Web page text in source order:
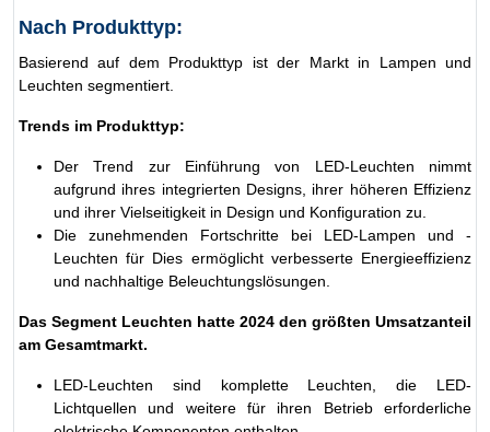
Nach Produkttyp:
Basierend auf dem Produkttyp ist der Markt in Lampen und
Leuchten segmentiert.
Trends im Produkttyp:
Der Trend zur Einführung von LED-Leuchten nimmt
aufgrund ihres integrierten Designs, ihrer höheren Effizienz
und ihrer Vielseitigkeit in Design und Konfiguration zu.
Die zunehmenden Fortschritte bei LED-Lampen und -
Leuchten für Dies ermöglicht verbesserte Energieeffizienz
und nachhaltige Beleuchtungslösungen.
Das Segment Leuchten hatte 2024 den größten Umsatzanteil
am Gesamtmarkt.
LED-Leuchten sind komplette Leuchten, die LED-
Lichtquellen und weitere für ihren Betrieb erforderliche